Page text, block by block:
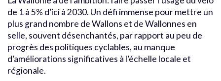
de 1 à 5% d’ici à 2030. Un défi immense pour mettre un
plus grand nombre de Wallons et de Wallonnes en
selle, souvent désenchantés, par rapport au peu de
progrès des politiques cyclables, au manque
d’améliorations significatives à l’échelle locale et
régionale.